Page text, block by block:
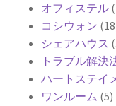
オフィステル
コシウォン
シェアハウス
トラブル解決
ハートステイ
ワンルーム (5)